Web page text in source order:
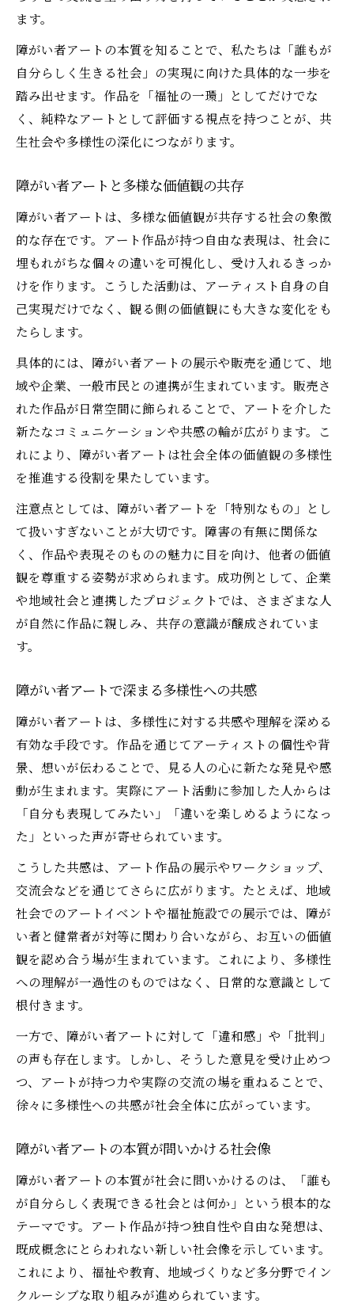
ます。
障がい者アートの本質を知ることで、私たちは「誰もが
自分らしく生きる社会」の実現に向けた具体的な一歩を
踏み出せます。作品を「福祉の一環」としてだけでな
く、純粋なアートとして評価する視点を持つことが、共
生社会や多様性の深化につながります。
障がい者アートと多様な価値観の共存
障がい者アートは、多様な価値観が共存する社会の象徴
的な存在です。アート作品が持つ自由な表現は、社会に
埋もれがちな個々の違いを可視化し、受け入れるきっか
けを作ります。こうした活動は、アーティスト自身の自
己実現だけでなく、観る側の価値観にも大きな変化をも
たらします。
具体的には、障がい者アートの展示や販売を通じて、地
域や企業、一般市民との連携が生まれています。販売さ
れた作品が日常空間に飾られることで、アートを介した
新たなコミュニケーションや共感の輪が広がります。こ
れにより、障がい者アートは社会全体の価値観の多様性
を推進する役割を果たしています。
注意点としては、障がい者アートを「特別なもの」とし
て扱いすぎないことが大切です。障害の有無に関係な
く、作品や表現そのものの魅力に目を向け、他者の価値
観を尊重する姿勢が求められます。成功例として、企業
や地域社会と連携したプロジェクトでは、さまざまな人
が自然に作品に親しみ、共存の意識が醸成されていま
す。
障がい者アートで深まる多様性への共感
障がい者アートは、多様性に対する共感や理解を深める
有効な手段です。作品を通じてアーティストの個性や背
景、想いが伝わることで、見る人の心に新たな発見や感
動が生まれます。実際にアート活動に参加した人からは
「自分も表現してみたい」「違いを楽しめるようになっ
た」といった声が寄せられています。
こうした共感は、アート作品の展示やワークショップ、
交流会などを通じてさらに広がります。たとえば、地域
社会でのアートイベントや福祉施設での展示では、障が
い者と健常者が対等に関わり合いながら、お互いの価値
観を認め合う場が生まれています。これにより、多様性
への理解が一過性のものではなく、日常的な意識として
根付きます。
一方で、障がい者アートに対して「違和感」や「批判」
の声も存在します。しかし、そうした意見を受け止めつ
つ、アートが持つ力や実際の交流の場を重ねることで、
徐々に多様性への共感が社会全体に広がっています。
障がい者アートの本質が問いかける社会像
障がい者アートの本質が社会に問いかけるのは、「誰も
が自分らしく表現できる社会とは何か」という根本的な
テーマです。アート作品が持つ独自性や自由な発想は、
既成概念にとらわれない新しい社会像を示しています。
これにより、福祉や教育、地域づくりなど多分野でイン
クルーシブな取り組みが進められています。